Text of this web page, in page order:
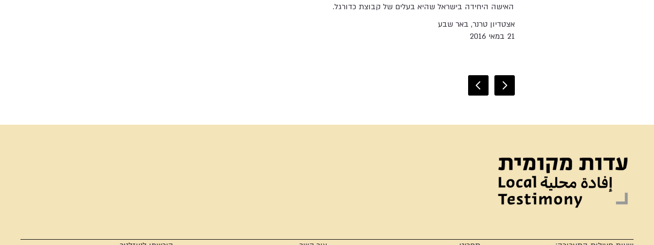
האישה היחידה בישראל שהיא בעלים של קבוצת כדורגל.
אצטדיון טרנר, באר שבע
21 במאי 2016